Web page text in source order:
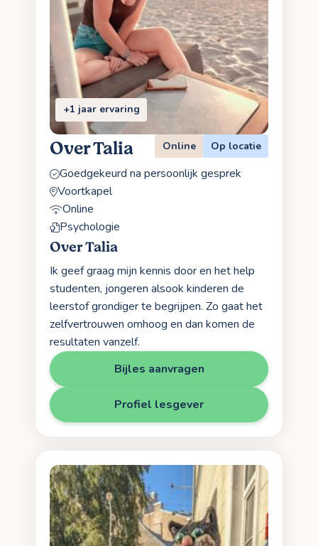
+1 jaar ervaring
Over Talia Online Op locatie
Goedgekeurd na persoonlijk gesprek
Voortkapel
Online
Psychologie
Over Talia
Ik geef graag mijn kennis door en het help
studenten, jongeren alsook kinderen de
leerstof grondiger te begrijpen. Zo gaat het
zelfvertrouwen omhoog en dan komen de
resultaten vanzelf.
Bijles aanvragen
Profiel lesgever